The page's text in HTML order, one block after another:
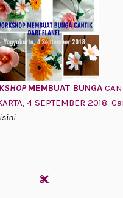
MEMBUAT BUNGA
4 SEPTEMBER 2018.